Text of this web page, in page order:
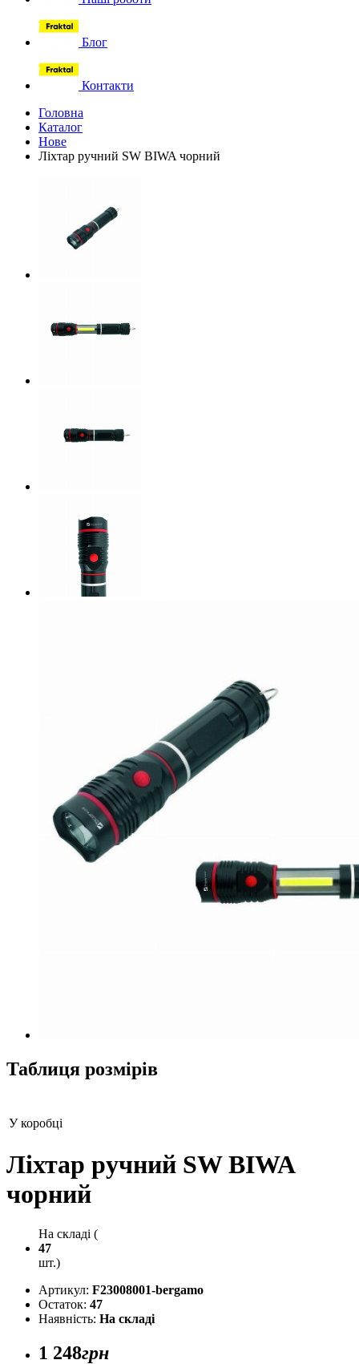
Блог
Контакти
Головна
Каталог
Нове
Ліхтар ручний SW BIWA чорний
Таблиця розмірів
У коробці
Ліхтар ручний SW BIWA
чорний
На складі (
47
шт.)
Артикул: F23008001-bergamo
Остаток: 47
Наявність: На складі
1 248грн